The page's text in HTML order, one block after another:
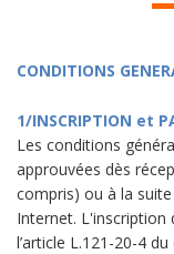
CONDITIONS
1/INSCRIPTION et
Les conditions
approuvées dès
compris) ou à la
Internet. L'inscription
l’article L.121-20-4